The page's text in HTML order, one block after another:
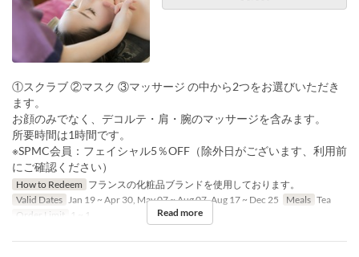
①スクラブ ②マスク ③マッサージ の中から2つをお選びいただき
ます。
お顔のみでなく、デコルテ・肩・腕のマッサージを含みます。
所要時間は1時間です。
※SPMC会員：フェイシャル5％OFF（除外日がございます、利用前
にご確認ください）
How to Redeem フランスの化粧品ブランドを使用しております。
Valid Dates
Jan 19 ~ Apr 30, May 07 ~ Aug 07, Aug 17 ~ Dec 25 Meals Tea
Order Limit
1 ~ 1 Read more